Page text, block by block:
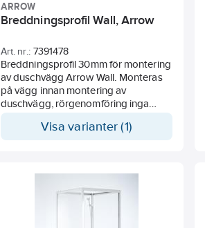
ARROW
Breddningsprofil Wall, Arrow
Art. nr.: 7391478
Breddningsprofil 30mm för montering
av duschvägg Arrow Wall. Monteras
på vägg innan montering av
duschvägg, rörgenomföring inga
Visa varianter (1)